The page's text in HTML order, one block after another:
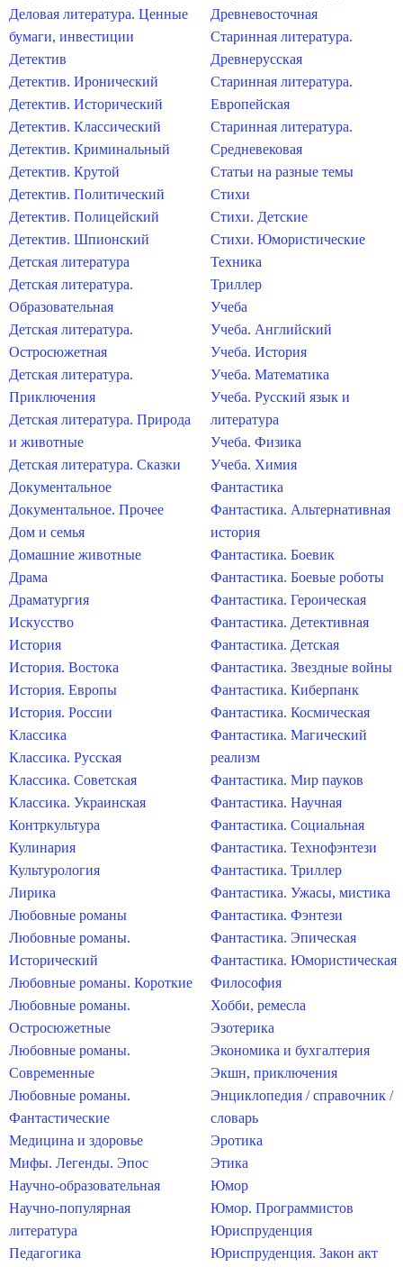
Деловая литература. Ценные
бумаги, инвестиции
Детектив
Детектив. Иронический
Детектив. Исторический
Детектив. Классический
Детектив. Криминальный
Детектив. Крутой
Детектив. Политический
Детектив. Полицейский
Детектив. Шпионский
Детская литература
Детская литература.
Образовательная
Детская литература.
Остросюжетная
Детская литература.
Приключения
Детская литература. Природа
и животные
Детская литература. Сказки
Документальное
Документальное. Прочее
Дом и семья
Домашние животные
Драма
Драматургия
Искусство
История
История. Востока
История. Европы
История. России
Классика
Классика. Русская
Классика. Советская
Классика. Украинская
Контркультура
Кулинария
Культурология
Лирика
Любовные романы
Любовные романы.
Исторический
Любовные романы. Короткие
Любовные романы.
Остросюжетные
Любовные романы.
Современные
Любовные романы.
Фантастические
Медицина и здоровье
Мифы. Легенды. Эпос
Научно-образовательная
Научно-популярная
литература
Педагогика
Древневосточная
Старинная литература.
Древнерусская
Старинная литература.
Европейская
Старинная литература.
Средневековая
Статьи на разные темы
Стихи
Стихи. Детские
Стихи. Юмористические
Техника
Триллер
Учеба
Учеба. Английский
Учеба. История
Учеба. Математика
Учеба. Русский язык и
литература
Учеба. Физика
Учеба. Химия
Фантастика
Фантастика. Альтернативная
история
Фантастика. Боевик
Фантастика. Боевые роботы
Фантастика. Героическая
Фантастика. Детективная
Фантастика. Детская
Фантастика. Звездные войны
Фантастика. Киберпанк
Фантастика. Космическая
Фантастика. Магический
реализм
Фантастика. Мир пауков
Фантастика. Научная
Фантастика. Социальная
Фантастика. Технофэнтези
Фантастика. Триллер
Фантастика. Ужасы, мистика
Фантастика. Фэнтези
Фантастика. Эпическая
Фантастика. Юмористическая
Философия
Хобби, ремесла
Эзотерика
Экономика и бухгалтерия
Экшн, приключения
Энциклопедия / справочник /
словарь
Эротика
Этика
Юмор
Юмор. Программистов
Юриспруденция
Юриспруденция. Закон акт